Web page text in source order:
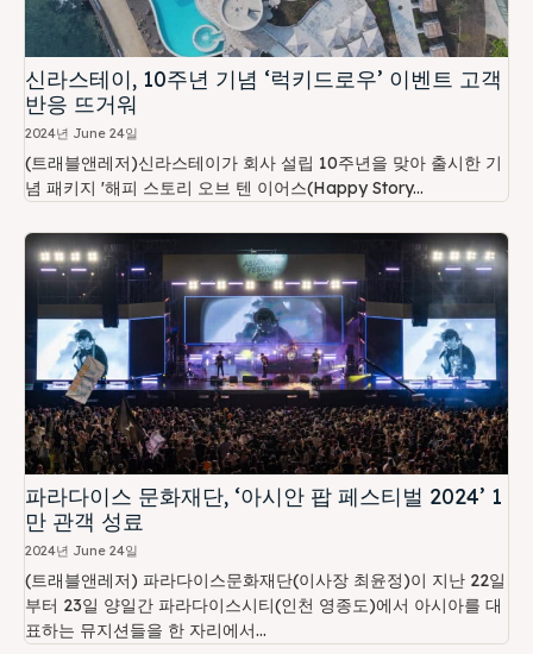
신라스테이, 10주년 기념 ‘럭키드로우’ 이벤트 고객
반응 뜨거워
2024년 June 24일
(트래블앤레저)신라스테이가 회사 설립 10주년을 맞아 출시한 기
념 패키지 '해피 스토리 오브 텐 이어스(Happy Story...
파라다이스 문화재단, ‘아시안 팝 페스티벌 2024’ 1
만 관객 성료
2024년 June 24일
(트래블앤레저) 파라다이스문화재단(이사장 최윤정)이 지난 22일
부터 23일 양일간 파라다이스시티(인천 영종도)에서 아시아를 대
표하는 뮤지션들을 한 자리에서...